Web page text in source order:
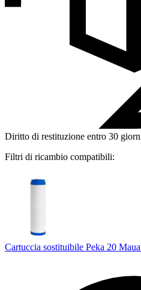
Diritto di restituzione entro 30
Filtri di ricambio compatibili:
Cartuccia sostituibile Peka 20